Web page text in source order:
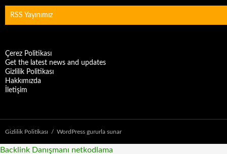
RSS Yayınımız
Çerez Politikası
Get the latest news and updates
Gizlilik Politikası
Hakkımızda
İletişim
Gizlilik Politikası WordPress gururla sunar
Backlink Danışmanı netkodlama